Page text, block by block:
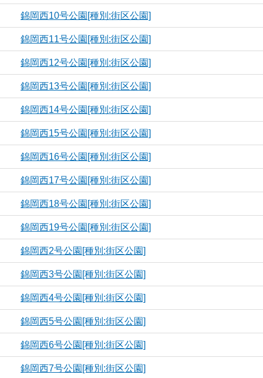
錦岡西10号公園[種別:街区公園]
錦岡西11号公園[種別:街区公園]
錦岡西12号公園[種別:街区公園]
錦岡西13号公園[種別:街区公園]
錦岡西14号公園[種別:街区公園]
錦岡西15号公園[種別:街区公園]
錦岡西16号公園[種別:街区公園]
錦岡西17号公園[種別:街区公園]
錦岡西18号公園[種別:街区公園]
錦岡西19号公園[種別:街区公園]
錦岡西2号公園[種別:街区公園]
錦岡西3号公園[種別:街区公園]
錦岡西4号公園[種別:街区公園]
錦岡西5号公園[種別:街区公園]
錦岡西6号公園[種別:街区公園]
錦岡西7号公園[種別:街区公園]